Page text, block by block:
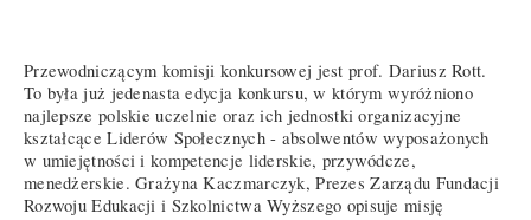
Przewodniczącym komisji konkursowej jest prof. Dariusz Rott.
To była już jedenasta edycja konkursu, w którym wyróżniono
najlepsze polskie uczelnie oraz ich jednostki organizacyjne
kształcące Liderów Społecznych - absolwentów wyposażonych
w umiejętności i kompetencje liderskie, przywódcze,
menedżerskie. Grażyna Kaczmarczyk, Prezes Zarządu Fundacji
Rozwoju Edukacji i Szkolnictwa Wyższego opisuje misję